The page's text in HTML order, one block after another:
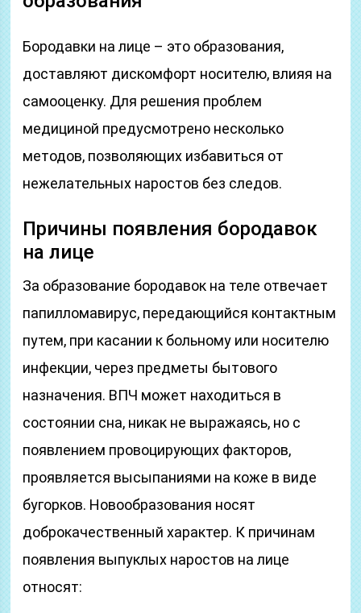
Бородавки на лице – это образования,
доставляют дискомфорт носителю, влияя на
самооценку. Для решения проблем
медициной предусмотрено несколько
методов, позволяющих избавиться от
нежелательных наростов без следов.
Причины появления бородавок
на лице
За образование бородавок на теле отвечает
папилломавирус, передающийся контактным
путем, при касании к больному или носителю
инфекции, через предметы бытового
назначения. ВПЧ может находиться в
состоянии сна, никак не выражаясь, но с
появлением провоцирующих факторов,
проявляется высыпаниями на коже в виде
бугорков. Новообразования носят
доброкачественный характер. К причинам
появления выпуклых наростов на лице
относят: